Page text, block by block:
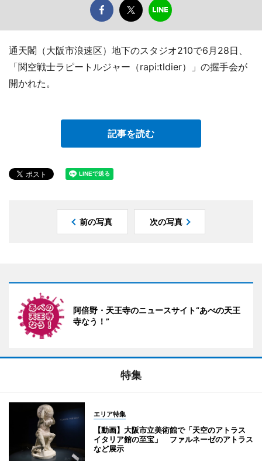
通天閣（大阪市浪速区）地下のスタジオ210で6月28日、
「関空戦士ラピートルジャー（rapi:tldier）」の握手会が
開かれた。
記事を読む
前の写真 次の写真
阿倍野・天王寺のニュースサイト“あべの天王
寺なう！”
特集
エリア特集
【動画】大阪市立美術館で「天空のアトラス
イタリア館の至宝」 ファルネーゼのアトラス
など展示